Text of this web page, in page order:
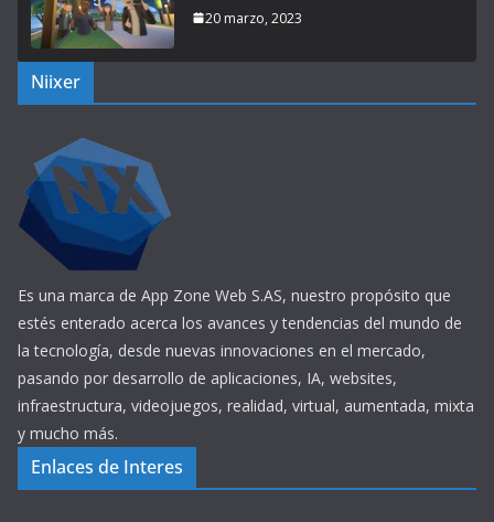
20 marzo, 2023
Niixer
Es una marca de App Zone Web S.AS, nuestro propósito que
estés enterado acerca los avances y tendencias del mundo de
la tecnología, desde nuevas innovaciones en el mercado,
pasando por desarrollo de aplicaciones, IA, websites,
infraestructura, videojuegos, realidad, virtual, aumentada, mixta
y mucho más.
Enlaces de Interes